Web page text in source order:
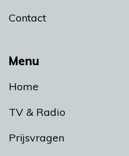
Menu
Home
TV & Radio
Prijsvragen
Contact